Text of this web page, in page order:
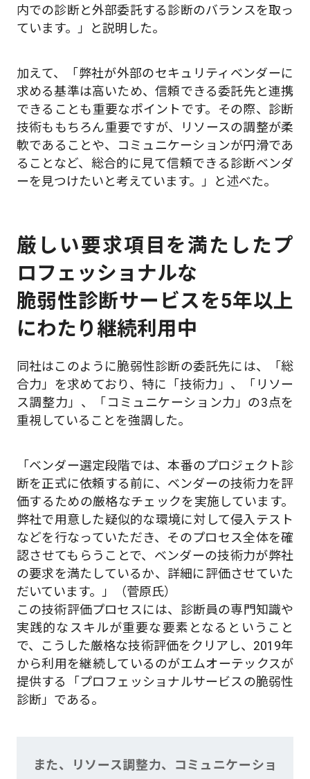
内での診断と外部委託する診断のバランスを取っ
ています。」と説明した。
加えて、「弊社が外部のセキュリティベンダーに
求める基準は高いため、信頼できる委託先と連携
できることも重要なポイントです。その際、診断
技術ももちろん重要ですが、リソースの調整が柔
軟であることや、コミュニケーションが円滑であ
ることなど、総合的に見て信頼できる診断ベンダ
ーを見つけたいと考えています。」と述べた。
厳しい要求項目を満たしたプ
ロフェッショナルな
脆弱性診断サービスを5年以上
にわたり継続利用中
同社はこのように脆弱性診断の委託先には、「総
合力」を求めており、特に「技術力」、「リソー
ス調整力」、「コミュニケーション力」の3点を
重視していることを強調した。
「ベンダー選定段階では、本番のプロジェクト診
断を正式に依頼する前に、ベンダーの技術力を評
価するための厳格なチェックを実施しています。
弊社で用意した疑似的な環境に対して侵入テスト
などを行なっていただき、そのプロセス全体を確
認させてもらうことで、ベンダーの技術力が弊社
の要求を満たしているか、詳細に評価させていた
だいています。」（菅原氏）
この技術評価プロセスには、診断員の専門知識や
実践的なスキルが重要な要素となるということ
で、こうした厳格な技術評価をクリアし、2019年
から利用を継続しているのがエムオーテックスが
提供する「プロフェッショナルサービスの脆弱性
診断」である。
また、リソース調整力、コミュニケーショ